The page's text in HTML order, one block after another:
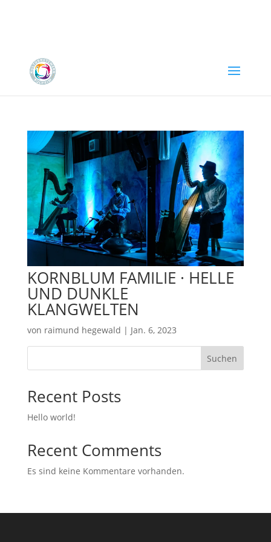
KORNBLUM FAMILIE · HELLE
UND DUNKLE
KLANGWELTEN
von raimund hegewald | Jan. 6, 2023
Suchen
Recent Posts
Hello world!
Recent Comments
Es sind keine Kommentare vorhanden.